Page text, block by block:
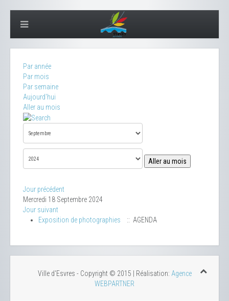
Par année
Par mois
Par semaine
Aujourd'hui
Aller au mois
Aller au mois
Jour précédent
Mercredi 18 Septembre 2024
Jour suivant
Exposition de photographies
:: AGENDA
Ville d'Esvres - Copyright © 2015 | Réalisation: Agence
WEBPARTNER